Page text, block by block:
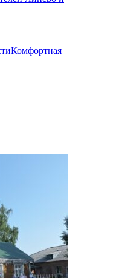
Комфортная